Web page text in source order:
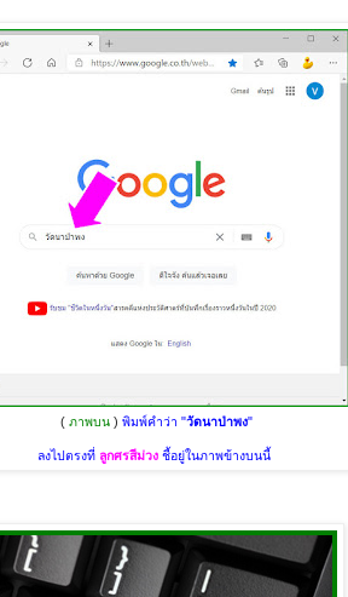
( ภาพบน) พิมพ์คำว่า "วัดนาป่าพง"
ลงไปตรงที่ ลูกศรสีม่วง ชี้อยู่ในภาพข้างบนนี้